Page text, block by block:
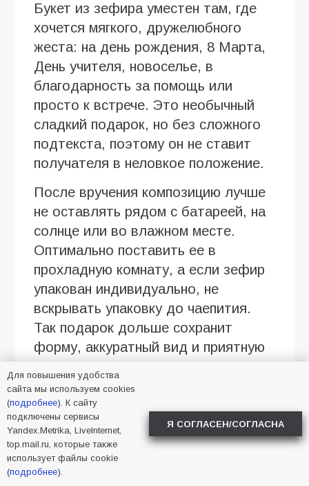
Букет из зефира уместен там, где
хочется мягкого, дружелюбного
жеста: на день рождения, 8 Марта,
День учителя, новоселье, в
благодарность за помощь или
просто к встрече. Это необычный
сладкий подарок, но без сложного
подтекста, поэтому он не ставит
получателя в неловкое положение.
После вручения композицию лучше
не оставлять рядом с батареей, на
солнце или во влажном месте.
Оптимально поставить ее в
прохладную комнату, а если зефир
упакован индивидуально, не
вскрывать упаковку до чаепития.
Так подарок дольше сохранит
форму, аккуратный вид и приятную
Реклама. ООО «ФЛАУВАУ», ОГРН
1207700263198, ИНН 9702020445,
erid:2SDnjcyq3kf
2026
Для повышения удобства
сайта мы используем cookies
(подробнее). К сайту
подключены сервисы
Yandex.Metrika, LiveInternet,
top.mail.ru, которые также
использует файлы cookie
(подробнее).
Я СОГЛАСЕН/СОГЛАСНА